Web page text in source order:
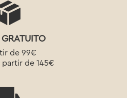
de 99€
partir de 145€